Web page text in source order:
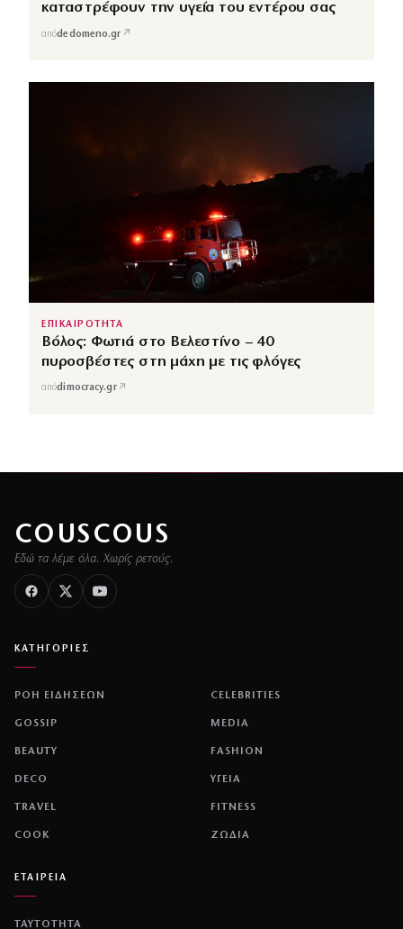
καταστρέφουν την υγεία του εντέρου σας
απόdedomeno.gr ↗
ΕΠΙΚΑΙΡΟΤΗΤΑ
Βόλος: Φωτιά στο Βελεστίνο – 40
πυροσβέστες στη μάχη με τις φλόγες
απόdimocracy.gr↗
COUSCOUS
Εδώ τα λέμε όλα. Χωρίς ρετούς.
ΚΑΤΗΓΟΡΙΕΣ
ΡΟΗ ΕΙΔΗΣΕΩΝ CELEBRITIES
GOSSIP MEDIA
BEAUTY FASHION
DECO ΥΓΕΙΑ
TRAVEL FITNESS
COOK ΖΩΔΙΑ
ΕΤΑΙΡΕΙΑ
ΤΑΥΤΟΤΗΤΑ